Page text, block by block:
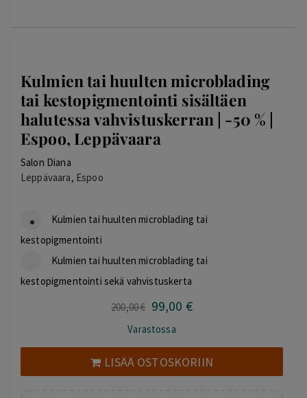
Kulmien tai huulten microblading
tai kestopigmentointi sisältäen
halutessa vahvistuskerran | -50 % |
Espoo, Leppävaara
Salon Diana
Leppävaara, Espoo
Kulmien tai huulten microblading tai
kestopigmentointi
Kulmien tai huulten microblading tai
kestopigmentointi sekä vahvistuskerta
200,00€ Alkuperäinen
oli:
200,00 €.
99,00 €Nykyinen
99,00 €.
Varastossa
LISÄÄ OSTOSKORIIN